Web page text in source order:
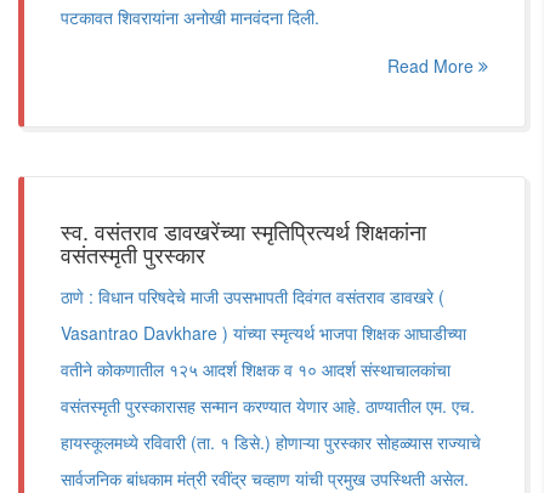
पटकावत शिवरायांना अनोखी मानवंदना दिली.
Read More
स्व. वसंतराव डावखरेंच्या स्मृतिप्रित्यर्थ शिक्षकांना
वसंतस्मृती पुरस्कार
ठाणे : विधान परिषदेचे माजी उपसभापती दिवंगत वसंतराव डावखरे (
Vasantrao Davkhare ) यांच्या स्मृत्यर्थ भाजपा शिक्षक आघाडीच्या
वतीने कोकणातील १२५ आदर्श शिक्षक व १० आदर्श संस्थाचालकांचा
वसंतस्मृती पुरस्कारासह सन्मान करण्यात येणार आहे. ठाण्यातील एम. एच.
हायस्कूलमध्ये रविवारी (ता. १ डिसे.) होणाऱ्या पुरस्कार सोहळ्यास राज्याचे
सार्वजनिक बांधकाम मंत्री रवींद्र चव्हाण यांची प्रमुख उपस्थिती असेल.